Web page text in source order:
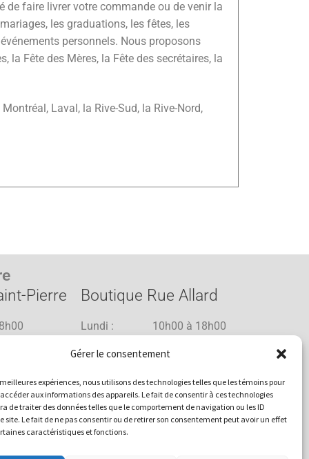
Gérer le consentement
expériences, nous utilisons des technologies telles que les témoins pour
aux informations des appareils. Le fait de consentir à ces technologies
de traiter des données telles que le comportement de navigation ou les ID
site. Le fait de ne pas consentir ou de retirer son consentement peut avoir un effet
caractéristiques et fonctions.
faire livrer votre commande ou de venir la
les graduations, les fêtes, les
personnels. Nous proposons
la Fête des Mères, la Fête des secrétaires, la
Laval, la Rive-Sud, la Rive-Nord,
Pierre
Boutique Rue Allard
Lundi : 10h00 à 18h00
Mercredi : 10h00 à 18h00
Jeudi : 10h00 à 18h00
Vendredi : 10h00 à 18h00
Samedi : 10h00 à 17h00
Dimanche : 10h00 à 15h00